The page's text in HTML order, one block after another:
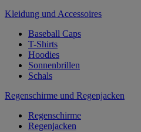
Kleidung und Accessoires
Baseball Caps
T-Shirts
Hoodies
Sonnenbrillen
Schals
Regenschirme und Regenjacken
Regenschirme
Regenjacken